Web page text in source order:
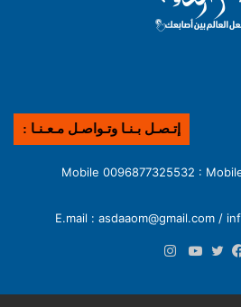
إتـصـل بـنـا وتـواصـل مـعـنـا :
E.mail : asdaaom@gmail.com /